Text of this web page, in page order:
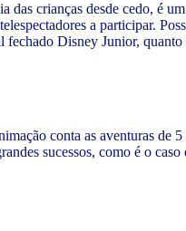
crianças desde cedo, é
a participar.
fechado Disney Junior,
conta as aventuras de
sucessos, como é o caso